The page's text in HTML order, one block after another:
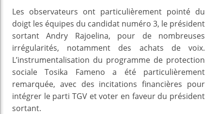
Les observateurs ont particulièrement pointé du
doigt les équipes du candidat numéro 3, le président
sortant Andry Rajoelina, pour de nombreuses
irrégularités, notamment des achats de voix.
L’instrumentalisation du programme de protection
sociale Tosika Fameno a été particulièrement
remarquée, avec des incitations financières pour
intégrer le parti TGV et voter en faveur du président
sortant.